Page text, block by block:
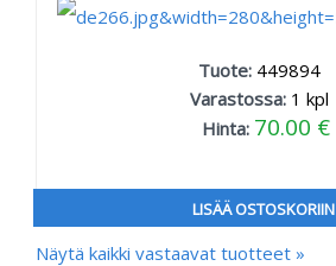
Tuote: 449894
Varastossa: 1 kpl
Hinta: 70.00 €
LISÄÄ OSTOSKORIIN
Näytä kaikki vastaavat tuotteet »